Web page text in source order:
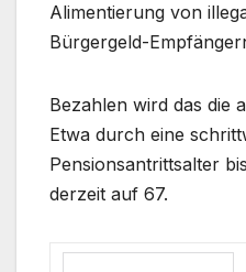
Alimentierung von
Bürgergeld-
Bezahlen wird das die
Etwa durch eine
Pensionsantrittsalter
derzeit auf 67.